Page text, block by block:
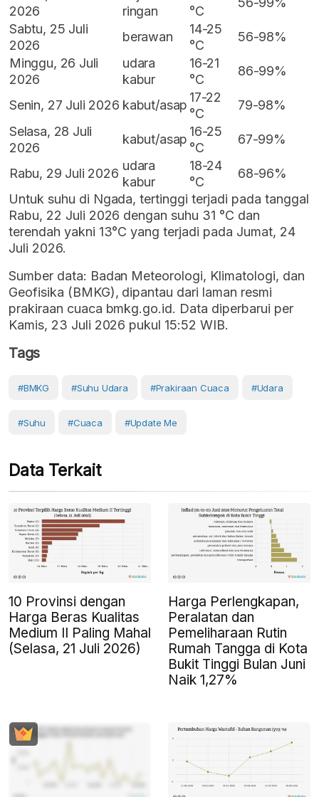
2026
ringan
°C
Sabtu, 25 Juli
2026
berawan
14-25
°C
56-98%
Minggu, 26 Juli
2026
udara
kabur
16-21
°C
86-99%
Senin, 27 Juli 2026 kabut/asap
17-22
°C
79-98%
Selasa, 28 Juli
2026
kabut/asap
16-25
°C
67-99%
Rabu, 29 Juli 2026
udara
kabur
18-24
°C
68-96%
Untuk suhu di Ngada, tertinggi terjadi pada tanggal
Rabu, 22 Juli 2026 dengan suhu 31 °C dan
terendah yakni 13°C yang terjadi pada Jumat, 24
Juli 2026.
Sumber data: Badan Meteorologi, Klimatologi, dan
Geofisika (BMKG), dipantau dari laman resmi
prakiraan cuaca bmkg.go.id. Data diperbarui per
Kamis, 23 Juli 2026 pukul 15:52 WIB.
Tags
#BMKG #Suhu Udara #prakiraan Cuaca #Udara
#Suhu #cuaca #Update Me
Data Terkait
10 Provinsi dengan
Harga Beras Kualitas
Medium II Paling Mahal
(Selasa, 21 Juli 2026)
Harga Perlengkapan,
Peralatan dan
Pemeliharaan Rutin
Rumah Tangga di Kota
Bukit Tinggi Bulan Juni
Naik 1,27%